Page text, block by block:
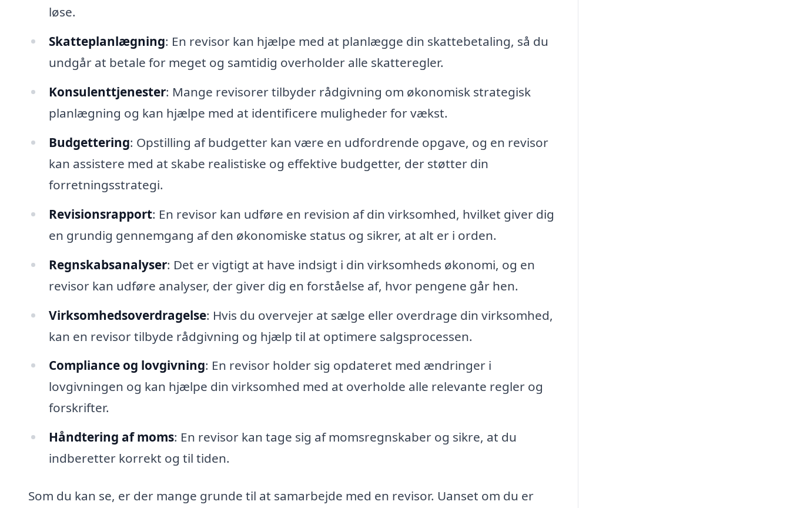
løse.
Skatteplanlægning: En revisor kan hjælpe med at planlægge din skattebetaling, så du
undgår at betale for meget og samtidig overholder alle skatteregler.
Konsulenttjenester: Mange revisorer tilbyder rådgivning om økonomisk strategisk
planlægning og kan hjælpe med at identificere muligheder for vækst.
Budgettering: Opstilling af budgetter kan være en udfordrende opgave, og en revisor
kan assistere med at skabe realistiske og effektive budgetter, der støtter din
forretningsstrategi.
Revisionsrapport: En revisor kan udføre en revision af din virksomhed, hvilket giver dig
en grundig gennemgang af den økonomiske status og sikrer, at alt er i orden.
Regnskabsanalyser: Det er vigtigt at have indsigt i din virksomheds økonomi, og en
revisor kan udføre analyser, der giver dig en forståelse af, hvor pengene går hen.
Virksomhedsoverdragelse: Hvis du overvejer at sælge eller overdrage din virksomhed,
kan en revisor tilbyde rådgivning og hjælp til at optimere salgsprocessen.
Compliance og lovgivning: En revisor holder sig opdateret med ændringer i
lovgivningen og kan hjælpe din virksomhed med at overholde alle relevante regler og
forskrifter.
Håndtering af moms: En revisor kan tage sig af momsregnskaber og sikre, at du
indberetter korrekt og til tiden.
Som du kan se, er der mange grunde til at samarbejde med en revisor. Uanset om du er